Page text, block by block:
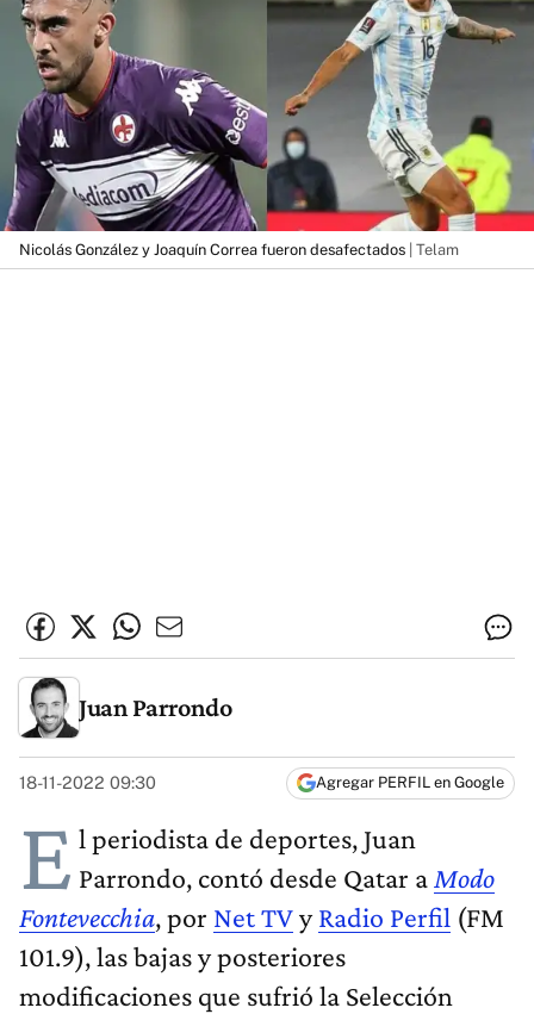
Nicolás González y Joaquín Correa fueron desafectados | Telam
Juan Parrondo
18-11-2022 09:30 Agregar PERFIL en Google
E l periodista de deportes, Juan
Parrondo, contó desde Qatar a Modo
Fontevecchia, por Net TVyRadio Perfil (FM
101.9), las bajas y posteriores
modificaciones que sufrió la Selección